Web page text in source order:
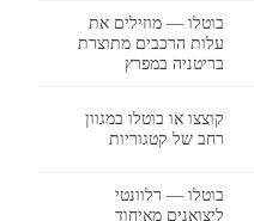
בוטלו — מוזילים את
עלות הרכבים מתוצרת
בריטניה במפרץ
קוצצו או בוטלו במגוון
רחב של קטגוריות
בוטלו — רלוונטי
ליצואנים מאיחוד